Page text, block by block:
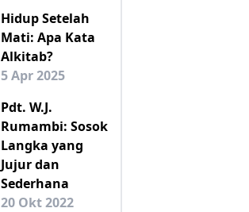
Hidup Setelah
Mati: Apa Kata
Alkitab?
5 Apr 2025
Pdt. W.J.
Rumambi: Sosok
Langka yang
Jujur dan
Sederhana
20 Okt 2022